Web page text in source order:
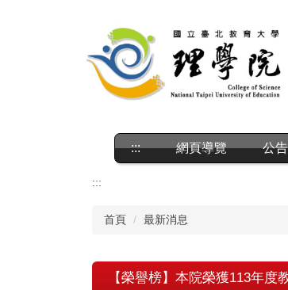
::: 網頁導覽 公
:::
首頁 最新消息
【榮譽榜】本院榮獲113年